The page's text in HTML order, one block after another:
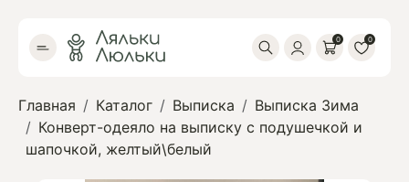
0 0
Главная Каталог Выписка
Выписка Зима
Конверт-одеяло на выписку с подушечкой и
шапочкой, желтый\белый